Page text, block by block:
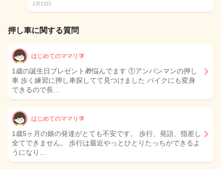
2月23日
押し車に関する質問
はじめてのママリ🔰
1歳の誕生日プレゼント🎁悩んでます ①アンパンマンの押し
車 歩く練習に押し車探してて見つけました バイクにも変身
できるので長…
はじめてのママリ🔰
1歳5ヶ月の娘の発達がとても不安です。 歩行、発語、指差し
全てできません。 歩行は最近やっとひとりたっちができるよ
うになり…